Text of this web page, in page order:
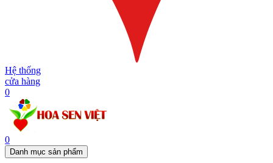
Hệ thống
cửa hàng
0
0
Danh mục sản phẩm